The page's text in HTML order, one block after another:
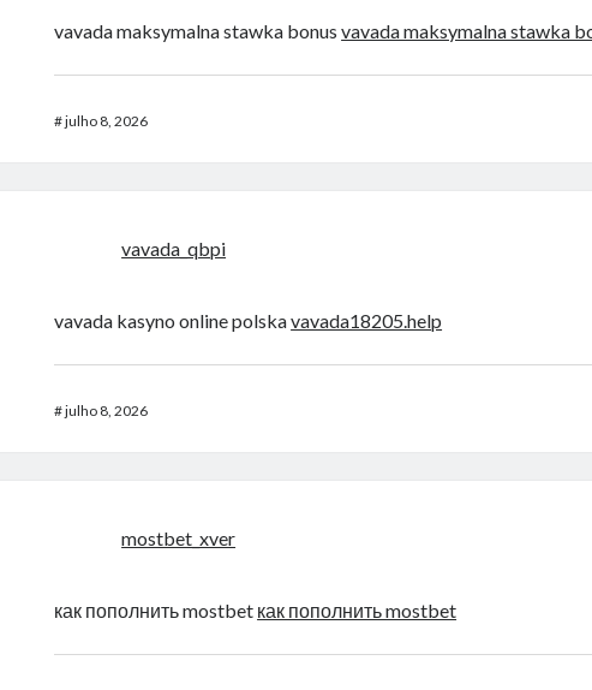
vavada maksymalna stawka bonusvavada maksymalna stawka
#julho 8, 2026
vavada_qbpi
vavada kasyno online polskavavada18205.help
#julho 8, 2026
mostbet_xver
как пополнить mostbet как пополнить mostbet